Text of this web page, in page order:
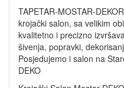
TAPETAR-MOSTAR-
krojački salon, sa velikim
kvalitetno i precizno
šivenja, popravki,
Posjedujemo i salon na
DEKO